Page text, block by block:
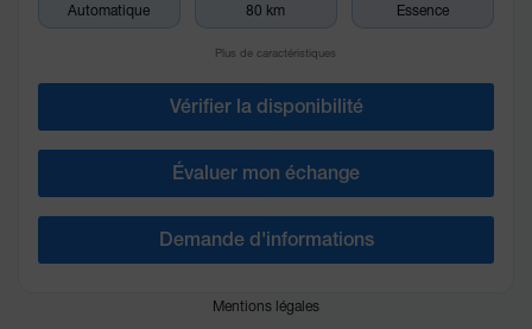
Automatique 80 km Essence
Plus de caractéristiques
Vérifier la disponibilité
Évaluer mon échange
Demande d'informations
Mentions légales